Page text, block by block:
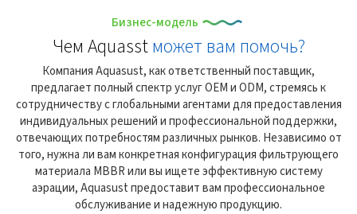
Бизнес-модель
Чем Aquasstможет вам помочь?
Компания Aquasust, как ответственный поставщик,
предлагает полный спектр услуг OEM и ODM, стремясь к
сотрудничеству с глобальными агентами для предоставления
индивидуальных решений и профессиональной поддержки,
отвечающих потребностям различных рынков. Независимо от
того, нужна ли вам конкретная конфигурация фильтрующего
материала MBBR или вы ищете эффективную систему
аэрации, Aquasust предоставит вам профессиональное
обслуживание и надежную продукцию.